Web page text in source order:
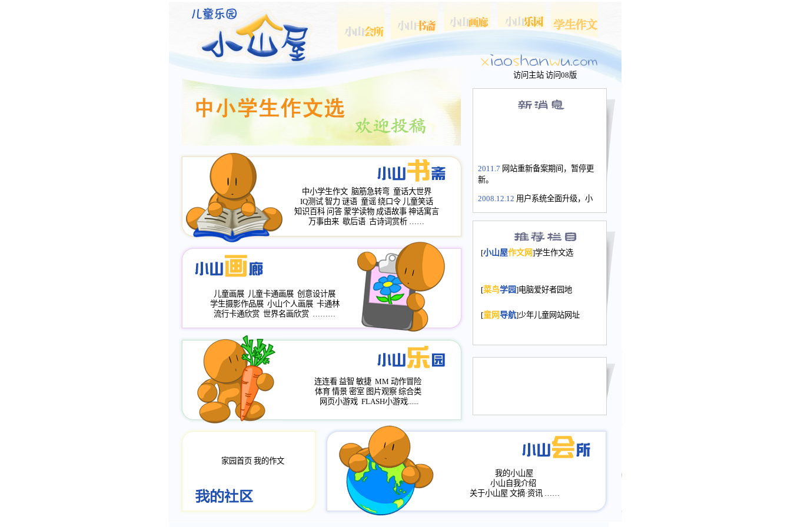
访问主站 访问08版
2011.7 网站重新备案期间，暂停更
新。
2008.12.12 用户系统全面升级，小
长会、家园网－个人空间，用户一
次注册全部通行。
2008.12.12家园网正式运行，域
年，2009版提前启用，小山屋全面
小山画廊均增加多个新栏目。。
评分、顶功能，作文宝典改版。
[小山屋作文网]学生作文选
[菜鸟学园]电脑爱好者园地
[童网导航]少年儿童网站网址
中小学生作文 脑筋急转弯 童话大世界
IQ测试 智力 谜语 童谣 绕口令 儿童笑话
知识百科 问答 蒙学读物 成语故事 神话寓言
万事由来 歇后语 古诗词赏析 ……
儿童画展 儿童卡通画展 创意设计展
学生摄影作品展 小山个人画展 卡通林
流行卡通欣赏 世界名画欣赏 ………
连连看 益智 敏捷 MM 动作冒险
体育 情景 密室 图片观察 综合类
网页小游戏 FLASH小游戏......
家园首页 我的作文
我的小山屋
小山自我介绍
关于小山屋 文摘·资讯 ……